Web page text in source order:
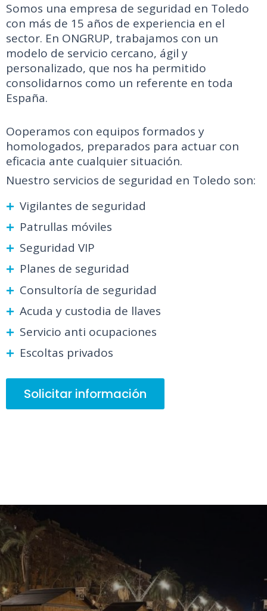
Somos una empresa de seguridad en Toledo
con más de 15 años de experiencia en el
sector. En ONGRUP, trabajamos con un
modelo de servicio cercano, ágil y
personalizado, que nos ha permitido
consolidarnos como un referente en toda
España.
Ooperamos con equipos formados y
homologados, preparados para actuar con
eficacia ante cualquier situación.
Nuestro servicios de seguridad en Toledo son:
Vigilantes de seguridad
Patrullas móviles
Seguridad VIP
Planes de seguridad
Consultoría de seguridad
Acuda y custodia de llaves
Servicio anti ocupaciones
Escoltas privados
Solicitar información